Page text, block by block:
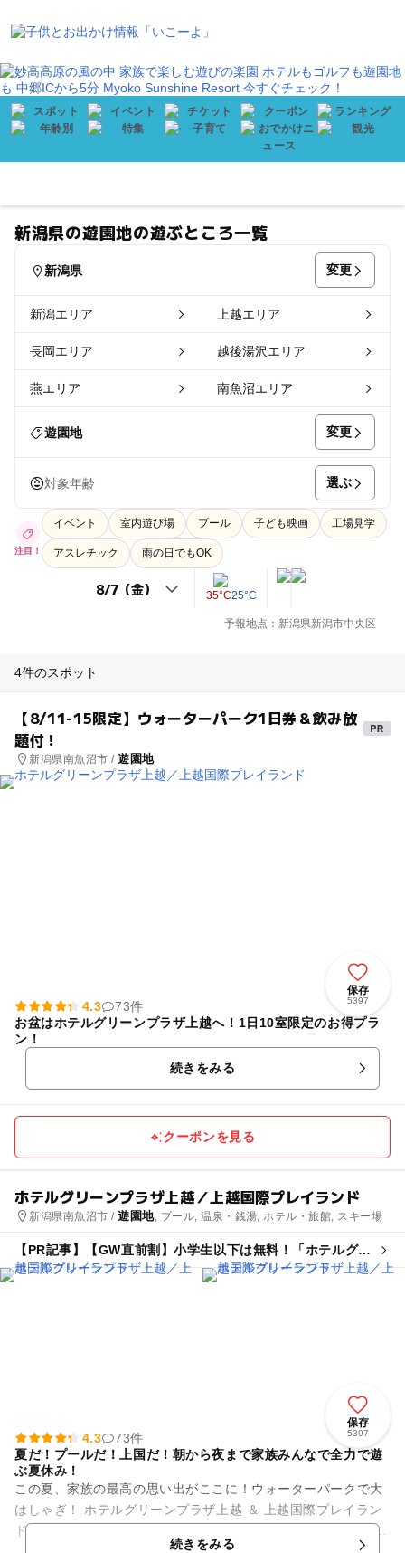
新潟県の遊園地の遊ぶところ一覧
新潟県 変更
新潟エリア 上越エリア
長岡エリア 越後湯沢エリア
燕エリア 南魚沼エリア
遊園地 変更
対象年齢 選ぶ
注目！
イベント 室内遊び場 プール 子ども映画 工場見学
アスレチック 雨の日でもOK
35°C25°C
予報地点：新潟県新潟市中央区
4件のスポット
【8/11-15限定】ウォーターパーク1日券＆飲み放
題付！
新潟県南魚沼市 /遊園地
保存
5397
4.3
73件
お盆はホテルグリーンプラザ上越へ！1日10室限定のお得プラ
ン！
続きをみる
クーポンを見る
ホテルグリーンプラザ上越／上越国際プレイランド
新潟県南魚沼市 /遊園地, プール, 温泉・銭湯, ホテル・旅館, スキー場
【PR記事】【GW直前割】小学生以下は無料！「ホテルグリ
ーンプラザ上越」の1泊2食付きプラン
保存
5397
4.3
73件
夏だ！プールだ！上国だ！朝から夜まで家族みんなで全力で遊
ぶ夏休み！
この夏、家族の最高の思い出がここに！ウォーターパークで大
はしゃぎ！ ホテルグリーンプラザ上越 ＆ 上越国際プレイラン
ドでエキサイティングに遊ぼう！ 子どもが思いっきりはしゃげ
続きをみる